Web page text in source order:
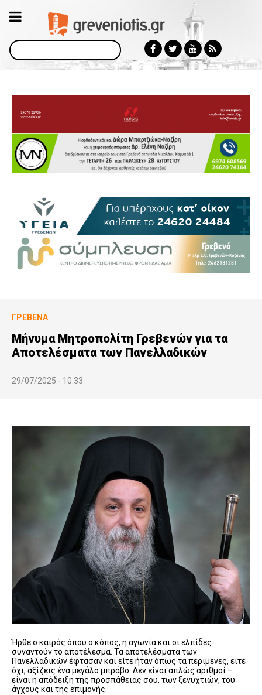
Αναζήτηση
ΓΡΕΒΕΝΆ
Μήνυμα Μητροπολίτη Γρεβενών για τα
Αποτελέσματα των Πανελλαδικών
29/07/2025 - 10:33
Ήρθε ο καιρός όπου ο κόπος, η αγωνία και οι ελπίδες
συναντούν το αποτέλεσμα. Τα αποτελέσματα των
Πανελλαδικών έφτασαν και είτε ήταν όπως τα περίμενες, είτε
όχι, αξίζεις ένα μεγάλο μπράβο. Δεν είναι απλώς αριθμοί –
είναι η απόδειξη της προσπάθειάς σου, των ξενυχτιών, του
άγχους και της επιμονής.